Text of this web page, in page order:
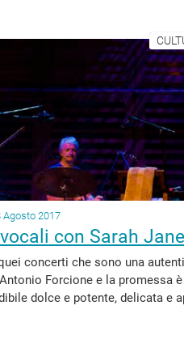
Agosto 2017
con Sarah
concerti che sono una
Forcione e la promessa
dolce e potente, delicata e